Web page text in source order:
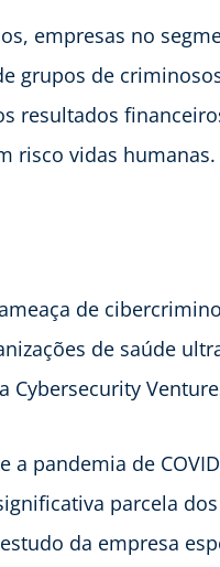
empresas no
grupos de
resultados
risco vidas humanas.
de
de saúde
Cybersecurity
pandemia de
parcela
da empresa